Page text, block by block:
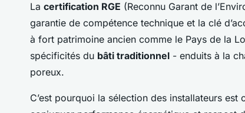
La certification RGE (Reconnu Garant de
garantie de compétence technique et la clé
à fort patrimoine ancien comme le Pays de la
spécificités du bâti traditionnel - enduits à la
poreux.
C’est pourquoi la sélection des installateurs